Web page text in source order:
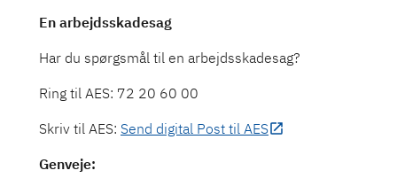
En arbejdsskadesag
Har du spørgsmål til en arbejdsskadesag?
Ring til AES: 72 20 60 00
Skriv til AES: Send digital Post til AES
Genveje: